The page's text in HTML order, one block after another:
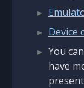
Device
You
have